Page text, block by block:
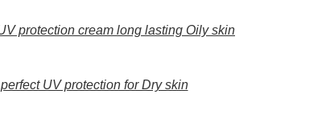
protection cream long lasting Oily skin
perfect UV protection for Dry skin